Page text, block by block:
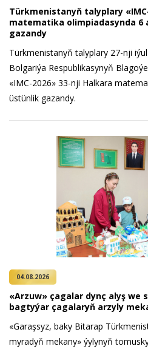
Türkmenistanyň talyplary
matematika olimpiadasynda 6
gazandy
Türkmenistanyň talyplary 27-nji
Bolgariýa Respublikasynyň
«IMC-2026» 33-nji Halkara
üstünlik gazandy.
04.08.2026
«Arzuw» çagalar dynç alyş we
bagtyýar çagalaryň arzyly
«Garaşsyz, baky Bitarap
myradyň mekany» ýylynyň